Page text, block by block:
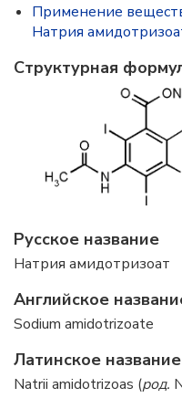
Применение
Натрия
Структурная
Русское название
Натрия амидотризоат
Английское
Sodium amidotrizoate
Латинское название
Natrii amidotrizoas (род.